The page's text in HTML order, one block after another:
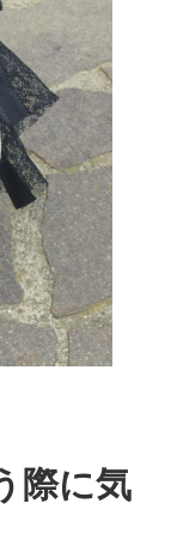
際に気